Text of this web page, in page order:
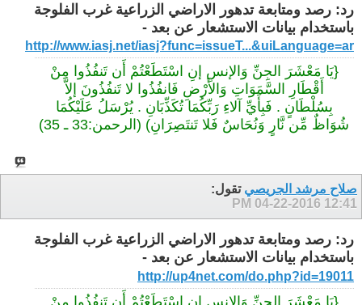
رد: رصد ومتابعة تدهور الاراضي الزراعية غرب الفلوجة
باستخدام بيانات الاستشعار عن بعد -
http://www.iasj.net/iasj?func=issueT...&uiLanguage=ar
{يَا مَعْشَرَ الجِنِّ وَالإنسِ إنِ اسْتَطَعْتُمْ أَن تَنفُذُوا مِنْ
أَقْطَارِ السَّمَوَاتِ وَالأَرْضِ فَانفُذُوا لا تَنفُذُونَ إلاَّ
بِسُلْطَانٍ . فَبِأَيِّ آلاءِ رَبِّكُمَا تُكَذِّبَانِ . يُرْسَلُ عَلَيْكُمَا
شُوَاظٌ مِّن نَّارٍ وَنُحَاسٌ فَلا تَنتَصِرَانِ) (‏الرحمن‏:33‏ ـ ‏35)‏
صلاح مرشد الجريصي تقول:
04-22-2016 12:41 PM
رد: رصد ومتابعة تدهور الاراضي الزراعية غرب الفلوجة
باستخدام بيانات الاستشعار عن بعد -
http://up4net.com/do.php?id=19011
{يَا مَعْشَرَ الجِنِّ وَالإنسِ إنِ اسْتَطَعْتُمْ أَن تَنفُذُوا مِنْ